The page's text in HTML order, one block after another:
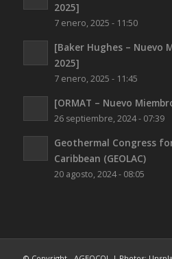
2025]
7 enero, 2025 - 11:50
[Baker Hughes – Nuevo
2025]
7 enero, 2025 - 11:45
[ORMAT – Nuevo
26 septiembre, 2024 - 07:39
Geothermal Congress
Caribbean (GEOLAC)
20 agosto, 2024 - 08:05